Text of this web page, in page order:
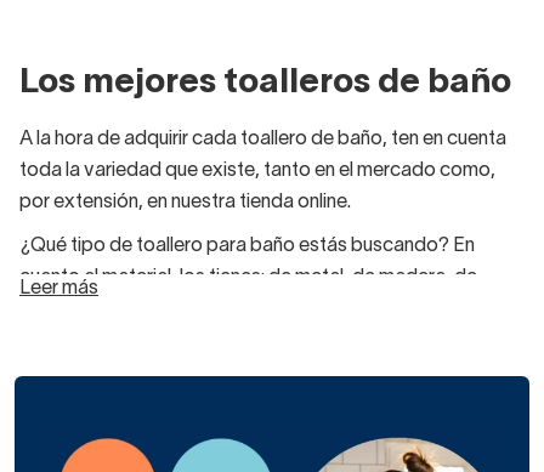
Los mejores toalleros de baño
A la hora de adquirir cada toallero de baño, ten en cuenta
toda la variedad que existe, tanto en el mercado como,
por extensión, en nuestra tienda online.
¿Qué tipo de toallero para baño estás buscando? En
cuanto al material, los tienes: de metal, de madera, de
Por otro lado, los hay en forma de barra, enganche o
Leer más